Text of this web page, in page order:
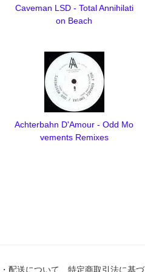
Caveman LSD - Total Annihilati
on Beach
Achterbahn D'Amour - Odd Mo
vements Remixes
配送について 特定商取引法に基